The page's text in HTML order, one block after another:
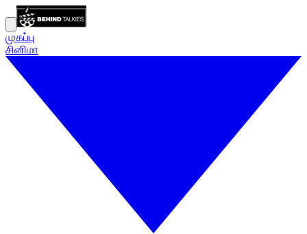
முகப்பு
சினிமா